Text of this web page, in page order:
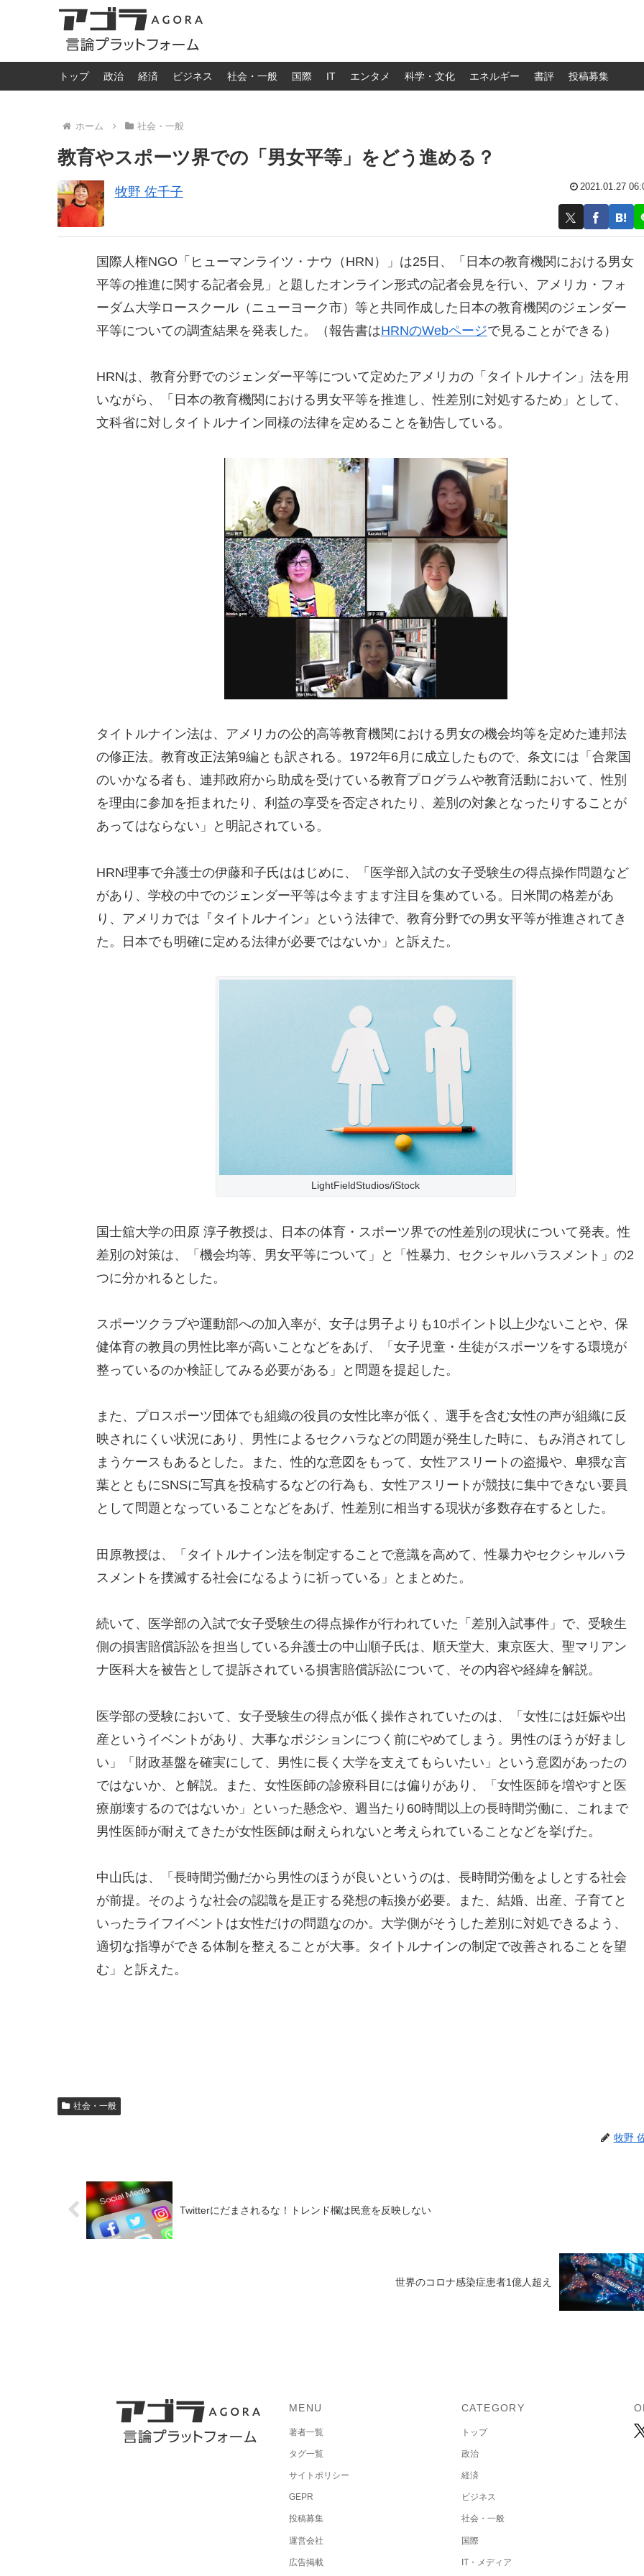
トップ 政治 経済 ビジネス 社会・一般 国際 IT エンタメ 科学・文化 エネルギー 書評 投稿募集
ホーム 社会・一般
教育やスポーツ界での「男女平等」をどう進める？
牧野 佐千子 2021.01.27
国際人権NGO「ヒューマンライツ・ナウ（HRN）」は25日、
「日本の教育機関における男女
平等の推進に関する記者会見」と題したオンライン形式の記者会見を行い、 アメリカ・フォ
ーダム大学ロースクール（ニューヨーク市）等と共同作成した日本の教育機関のジェンダー
平等についての調査結果を発表した。（報告書はHRNのWebページで見ることができる）
HRNは、教育分野でのジェンダー平等について定めたアメリカの「タイトルナイン」法を用
いながら、「日本の教育機関における男女平等を推進し、性差別に対処するため」として、
文科省に対しタイトルナイン同様の法律を定めることを勧告している。
タイトルナイン法は、アメリカの公的高等教育機関における男女の機会均等を定めた連邦法
の修正法。教育改正法第9編とも訳される。1972年6月に成立したもので、条文には「合衆国
のいかなる者も、連邦政府から助成を受けている教育プログラムや教育活動において、性別
を理由に参加を拒まれたり、利益の享受を否定されたり、差別の対象となったりすることが
あってはならない」と明記されている。
HRN理事で弁護士の伊藤和子氏ははじめに、「医学部入試の女子受験生の得点操作問題など
があり、学校の中でのジェンダー平等は今ますます注目を集めている。日米間の格差があ
り、アメリカでは『タイトルナイン』という法律で、教育分野での男女平等が推進されてき
た。日本でも明確に定める法律が必要ではないか」と訴えた。
LightFieldStudios/iStock
国士舘大学の⽥原 淳子教授は、日本の体育・スポーツ界での性差別の現状について発表。性
差別の対策は、「機会均等、男女平等について」と「性暴力、セクシャルハラスメント」の2
つに分かれるとした。
スポーツクラブや運動部への加入率が、女子は男子よりも10ポイント以上少ないことや、保
健体育の教員の男性比率が高いことなどをあげ、「女子児童・生徒がスポーツをする環境が
整っているのか検証してみる必要がある」と問題を提起した。
また、プロスポーツ団体でも組織の役員の女性比率が低く、選手を含む女性の声が組織に反
映されにくい状況にあり、男性によるセクハラなどの問題が発生した時に、もみ消されてし
まうケースもあるとした。また、性的な意図をもって、女性アスリートの盗撮や、卑猥な言
葉とともにSNSに写真を投稿するなどの行為も、女性アスリートが競技に集中できない要員
として問題となっていることなどをあげ、性差別に相当する現状が多数存在するとした。
田原教授は、「タイトルナイン法を制定することで意識を高めて、性暴力やセクシャルハラ
スメントを撲滅する社会になるように祈っている」とまとめた。
続いて、医学部の入試で女子受験生の得点操作が行われていた「差別入試事件」で、受験生
側の損害賠償訴訟を担当している弁護士の中山順子氏は、順天堂大、東京医大、聖マリアン
ナ医科大を被告として提訴されている損害賠償訴訟について、その内容や経緯を解説。
医学部の受験において、女子受験生の得点が低く操作されていたのは、「女性には妊娠や出
産というイベントがあり、大事なポジションにつく前にやめてしまう。男性のほうが好まし
い」「財政基盤を確実にして、男性に長く大学を支えてもらいたい」という意図があったの
ではないか、と解説。また、女性医師の診療科目には偏りがあり、「女性医師を増やすと医
療崩壊するのではないか」といった懸念や、週当たり60時間以上の長時間労働に、これまで
男性医師が耐えてきたが女性医師は耐えられないと考えられていることなどを挙げた。
中山氏は、「長時間労働だから男性のほうが良いというのは、長時間労働をよしとする社会
が前提。そのような社会の認識を是正する発想の転換が必要。また、結婚、出産、子育てと
いったライフイベントは女性だけの問題なのか。大学側がそうした差別に対処できるよう、
適切な指導ができる体制を整えることが大事。タイトルナインの制定で改善されることを望
む」と訴えた。
社会・一般
牧野
Twitterにだまされるな！トレンド欄は民意を反映しない
世界のコロナ感染症患者1億人超え
MENU
著者一覧
タグ一覧
サイトポリシー
GEPR
投稿募集
運営会社
広告掲載
CATEGORY
トップ
政治
経済
ビジネス
社会・一般
国際
IT・メディア